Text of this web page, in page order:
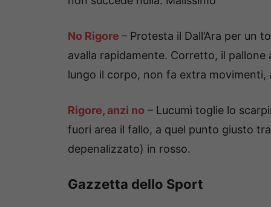
No Rigore – Protesta il Dall’Ara per un
avalla rapidamente. Corretto, il pallone
lungo il corpo, non fa extra movimenti,
Rigore, anzi no – Lucumì toglie lo
fuori area il fallo, a quel punto giusto
depenalizzato) in rosso.
Gazzetta dello Sport